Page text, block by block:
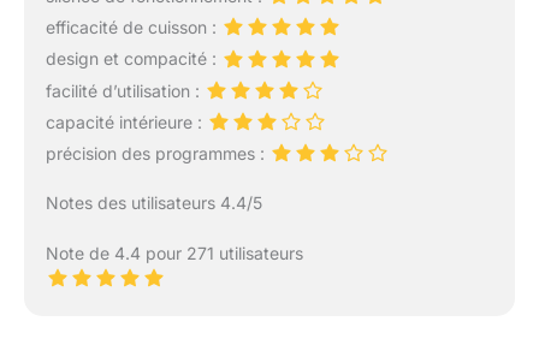
efficacité de cuisson :
design et compacité :
facilité d’utilisation :
capacité intérieure :
précision des programmes :
Notes des utilisateurs 4.4/5
Note de 4.4 pour 271 utilisateurs